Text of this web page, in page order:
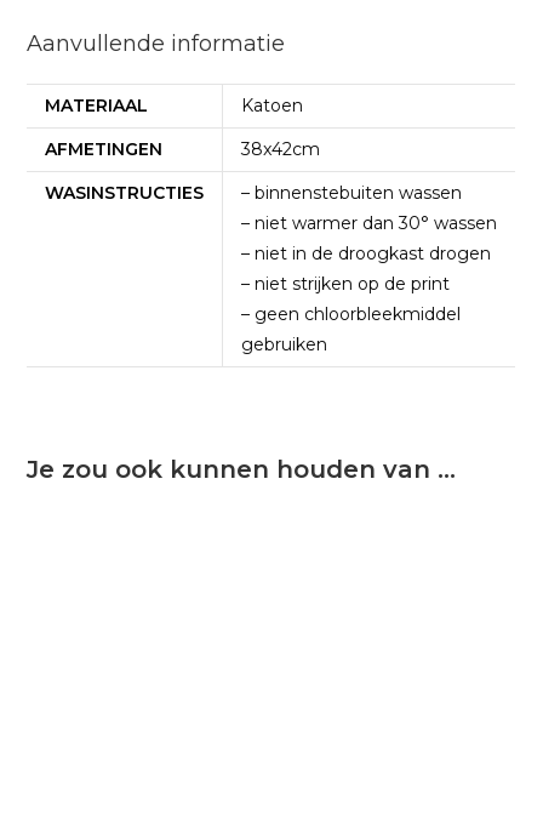
Aanvullende informatie
MATERIAAL
Katoen
AFMETINGEN
38x42cm
WASINSTRUCTIES
– binnenstebuiten wassen
– niet warmer dan 30° wassen
– niet in de droogkast drogen
– niet strijken op de print
– geen chloorbleekmiddel
gebruiken
Je zou ook kunnen houden van …